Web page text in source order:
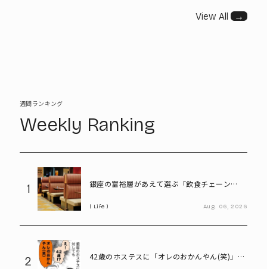
View All →
週間ランキング
Weekly Ranking
1
銀座の富裕層があえて選ぶ「飲食チェーン
Life Aug. 06, 2026
2
42歳のホステスに「オレのおかんやん(笑)」と